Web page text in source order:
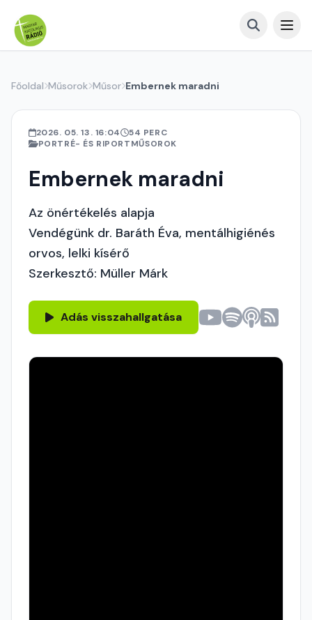
Főoldal Műsorok Műsor Embernek maradni
2026. 05. 13. 16:04
54 PERC
PORTRÉ- ÉS RIPORTMŰSOROK
Embernek maradni
Az önértékelés alapja
Vendégünk dr. Baráth Éva, mentálhigiénés
orvos, lelki kísérő
Szerkesztő: Müller Márk
Adás visszahallgatása